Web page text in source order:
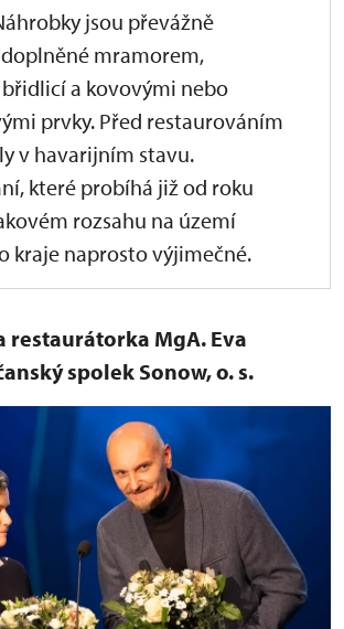
jsou převážně
mramorem,
a kovovými nebo
prvky. Před restaurováním
v havarijním stavu.
které probíhá již od roku
rozsahu na území
kraje naprosto výjimečné.
restaurátorka MgA. Eva
spolek Sonow, o. s.